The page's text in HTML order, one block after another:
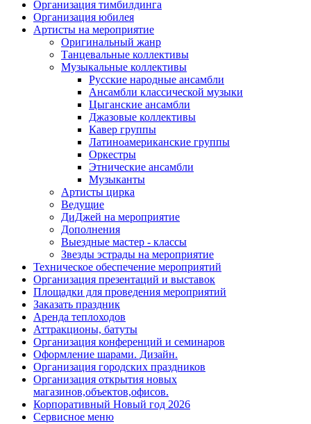
Организация тимбилдинга
Организация юбилея
Артисты на мероприятие
Оригинальный жанр
Танцевальные коллективы
Музыкальные коллективы
Русские народные ансамбли
Ансамбли классической музыки
Цыганские ансамбли
Джазовые коллективы
Кавер группы
Латиноамериканские группы
Оркестры
Этнические ансамбли
Музыканты
Артисты цирка
Ведущие
ДиДжей на мероприятие
Дополнения
Выездные мастер - классы
Звезды эстрады на мероприятие
Техническое обеспечение мероприятий
Организация презентаций и выставок
Площадки для проведения мероприятий
Заказать праздник
Аренда теплоходов
Аттракционы, батуты
Организация конференций и семинаров
Оформление шарами. Дизайн.
Организация городских праздников
Организация открытия новых
магазинов,объектов,офисов.
Корпоративный Новый год 2026
Сервисное меню